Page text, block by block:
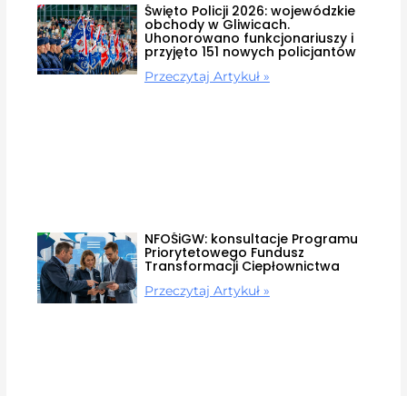
Święto Policji 2026: wojewódzkie
obchody w Gliwicach.
Uhonorowano funkcjonariuszy i
przyjęto 151 nowych policjantów
Przeczytaj Artykuł »
NFOŚiGW: konsultacje Programu
Priorytetowego Fundusz
Transformacji Ciepłownictwa
Przeczytaj Artykuł »